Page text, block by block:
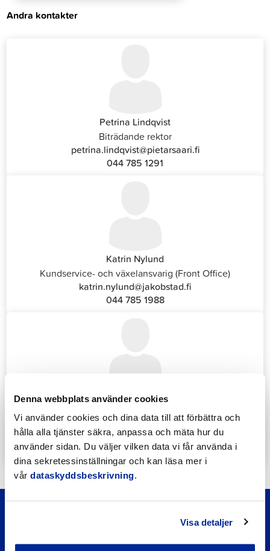
Denna webbplats använder cookies
Vi använder cookies och dina data till att förbättra och
hålla alla tjänster säkra, anpassa och mäta hur du
använder sidan. Du väljer vilken data vi får använda i
dina sekretessinställningar och kan läsa mer i
vår dataskyddsbeskrivning.
Visa detaljer
Andra kontakter
Petrina Lindqvist
Biträdande rektor
petrina.lindqvist@pietarsaari.fi
044 785 1291
Katrin Nylund
Kundservice- och växelansvarig (Front Office)
katrin.nylund@jakobstad.fi
044 785 1988
Annika Strömberg
Sysselsättningstjänster
annika.stomberg@jakobstad.fi
050 430 6640